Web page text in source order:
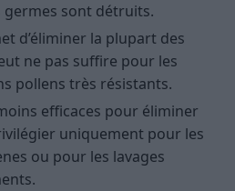
germes sont détruits.
d’éliminer la plupart des
ne pas suffire pour les
pollens très résistants.
efficaces pour éliminer
uniquement pour les
ou pour les lavages